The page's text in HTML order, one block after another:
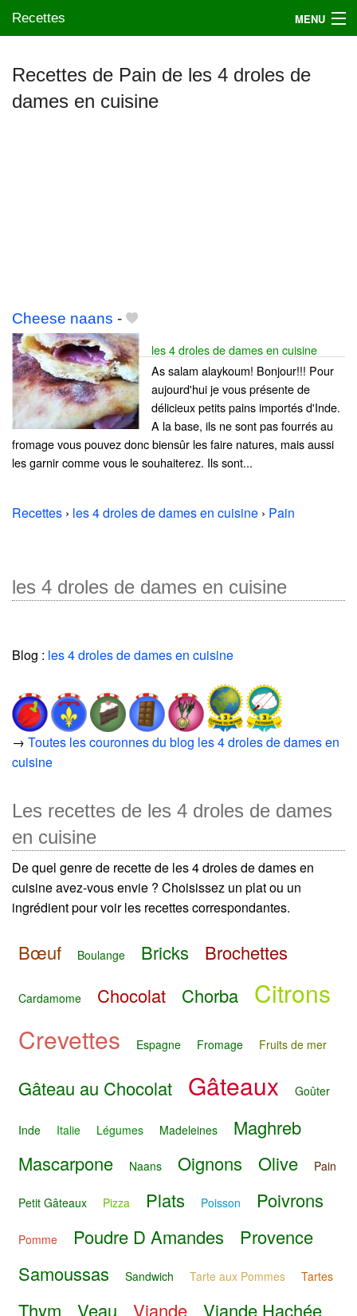
Recettes MENU
Mes blogs préférés
Recettes de Pain de les 4 droles de
dames en cuisine
Cheese naans -
les 4 droles de dames en cuisine
As salam alaykoum! Bonjour!!! Pour
aujourd'hui je vous présente de
délicieux petits pains importés d'Inde.
A la base, ils ne sont pas fourrés au
fromage vous pouvez donc biensûr les faire natures, mais aussi
les garnir comme vous le souhaiterez. Ils sont...
Recettes › les 4 droles de dames en cuisine › Pain
les 4 droles de dames en cuisine
Blog : les 4 droles de dames en cuisine
→ Toutes les couronnes du blog les 4 droles de dames en
cuisine
Les recettes de les 4 droles de dames
en cuisine
De quel genre de recette de les 4 droles de dames en
cuisine avez-vous envie ? Choisissez un plat ou un
ingrédient pour voir les recettes correspondantes.
Bœuf Boulange Bricks Brochettes
Cardamome Chocolat Chorba
Citrons
Crevettes
Espagne Fromage Fruits de mer
Gâteau au Chocolat Gâteaux Goûter
Inde Italie Légumes Madeleines
Maghreb
Mascarpone
Naans Oignons Olive Pain
Petit Gâteaux Pizza Plats Poisson Poivrons
Pomme Poudre D Amandes
Provence
Samoussas
Sandwich Tarte aux Pommes Tartes
Thym Veau Viande Viande Hachée